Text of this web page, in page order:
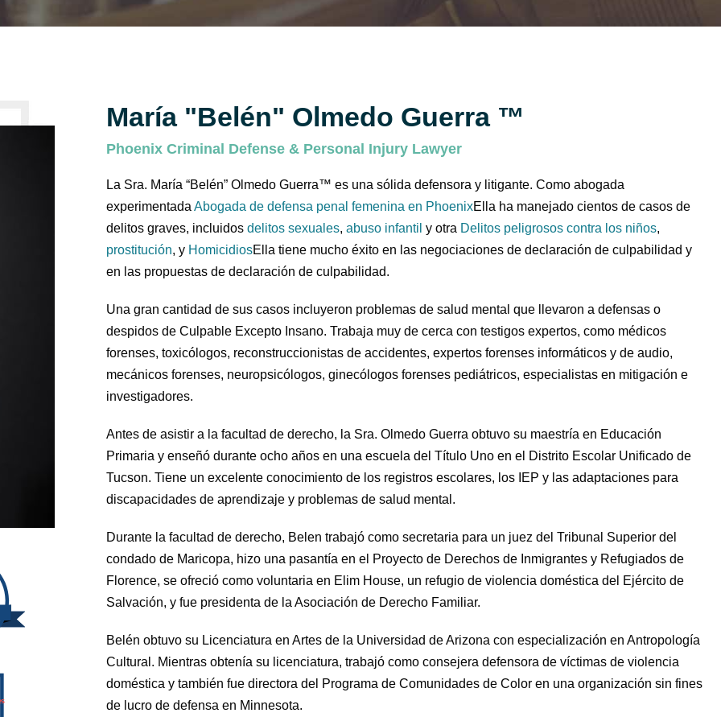
María "Belén" Olmedo Guerra ™
Phoenix Criminal Defense & Personal Injury Lawyer
La Sra. María “Belén” Olmedo Guerra™ es una sólida defensora y litigante. Como abogada
experimentada Abogada de defensa penal femenina en PhoenixElla ha manejado cientos de casos de
delitos graves, incluidos delitos sexuales, abuso infantil y otra Delitos peligrosos contra los niños,
prostitución, y HomicidiosElla tiene mucho éxito en las negociaciones de declaración de culpabilidad y
en las propuestas de declaración de culpabilidad.
Una gran cantidad de sus casos incluyeron problemas de salud mental que llevaron a defensas o
despidos de Culpable Excepto Insano. Trabaja muy de cerca con testigos expertos, como médicos
forenses, toxicólogos, reconstruccionistas de accidentes, expertos forenses informáticos y de audio,
mecánicos forenses, neuropsicólogos, ginecólogos forenses pediátricos, especialistas en mitigación e
investigadores.
Antes de asistir a la facultad de derecho, la Sra. Olmedo Guerra obtuvo su maestría en Educación
Primaria y enseñó durante ocho años en una escuela del Título Uno en el Distrito Escolar Unificado de
Tucson. Tiene un excelente conocimiento de los registros escolares, los IEP y las adaptaciones para
discapacidades de aprendizaje y problemas de salud mental.
Durante la facultad de derecho, Belen trabajó como secretaria para un juez del Tribunal Superior del
condado de Maricopa, hizo una pasantía en el Proyecto de Derechos de Inmigrantes y Refugiados de
Florence, se ofreció como voluntaria en Elim House, un refugio de violencia doméstica del Ejército de
Salvación, y fue presidenta de la Asociación de Derecho Familiar.
Belén obtuvo su Licenciatura en Artes de la Universidad de Arizona con especialización en Antropología
Cultural. Mientras obtenía su licenciatura, trabajó como consejera defensora de víctimas de violencia
doméstica y también fue directora del Programa de Comunidades de Color en una organización sin fines
de lucro de defensa en Minnesota.